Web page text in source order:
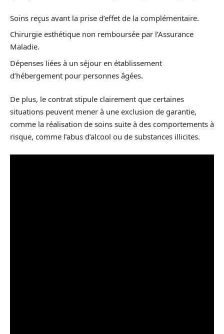
Soins reçus avant la prise d’effet de la complémentaire.
Chirurgie esthétique non remboursée par l’Assurance
Maladie.
Dépenses liées à un séjour en établissement
d’hébergement pour personnes âgées.
De plus, le contrat stipule clairement que certaines
situations peuvent mener à une exclusion de garantie,
comme la réalisation de soins suite à des comportements à
risque, comme l’abus d’alcool ou de substances illicites.